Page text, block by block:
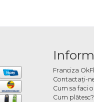
Franciza
Contactaţi-
Cum sa faci
Cum plătesc?